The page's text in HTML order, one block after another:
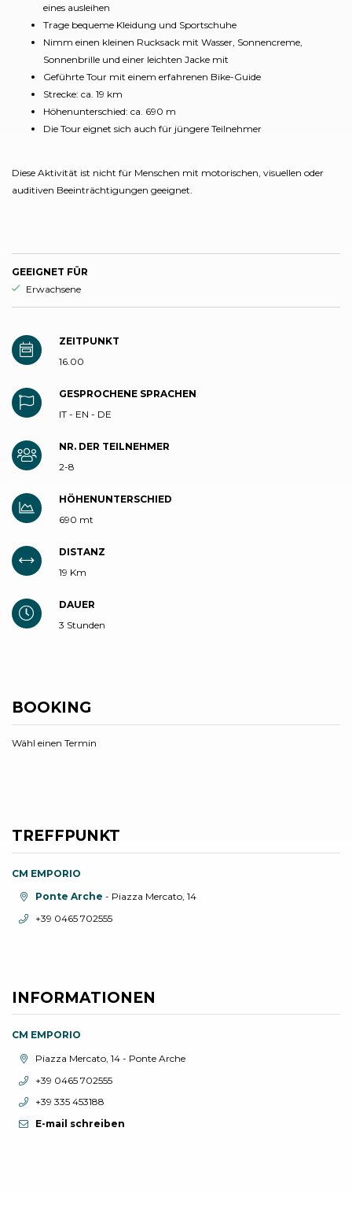
eines ausleihen
Trage bequeme Kleidung und Sportschuhe
Nimm einen kleinen Rucksack mit Wasser, Sonnencreme,
Sonnenbrille und einer leichten Jacke mit
Geführte Tour mit einem erfahrenen Bike-Guide
Strecke: ca. 19 km
Höhenunterschied: ca. 690 m
Die Tour eignet sich auch für jüngere Teilnehmer
Diese Aktivität ist nicht für Menschen mit motorischen, visuellen oder
auditiven Beeinträchtigungen geeignet.
GEEIGNET FÜR
aria.ds_experience.suitable_for_prefix
Erwachsene
ZEITPUNKT
16.00
GESPROCHENE SPRACHEN
IT - EN - DE
NR. DER TEILNEHMER
2-8
HÖHENUNTERSCHIED
690 mt
DISTANZ
19 Km
DAUER
3 Stunden
BOOKING
Wähl einen Termin
TREFFPUNKT
CM EMPORIO
aria.location:
Ponte Arche - Piazza Mercato, 14
aria.phone:
+39 0465 702555
INFORMATIONEN
CM EMPORIO
aria.location:
Piazza Mercato, 14 - Ponte Arche
aria.phone:
+39 0465 702555
aria.phone:
+39 335 453188
E-mail schreiben